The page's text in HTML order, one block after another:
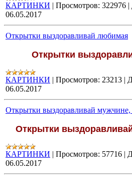
КАРТИНКИ | Просмотров: 322976 |
06.05.2017
Открытки выздоравливай любимая
Открытки
КАРТИНКИ | Просмотров: 23213 |
06.05.2017
Открытки выздоравливай
Открытки
КАРТИНКИ | Просмотров: 57716 |
06.05.2017